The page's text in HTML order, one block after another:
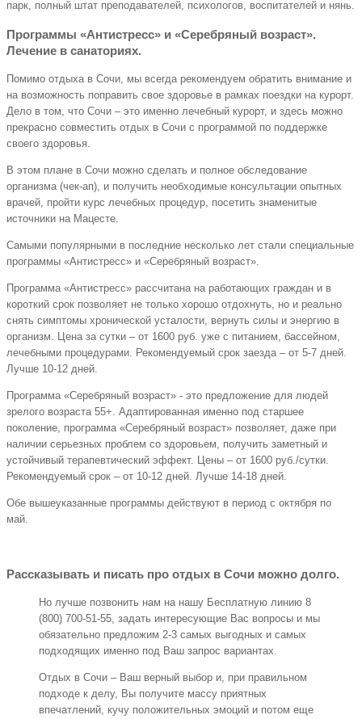
парк, полный штат преподавателей, психологов, воспитателей и нянь.
Программы «Антистресс» и «Серебряный возраст».
Лечение в санаториях.
Помимо отдыха в Сочи, мы всегда рекомендуем обратить внимание и
на возможность поправить свое здоровье в рамках поездки на курорт.
Дело в том, что Сочи – это именно лечебный курорт, и здесь можно
прекрасно совместить отдых в Сочи с программой по поддержке
своего здоровья.
В этом плане в Сочи можно сделать и полное обследование
организма (чек-ап), и получить необходимые консультации опытных
врачей, пройти курс лечебных процедур, посетить знаменитые
источники на Мацесте.
Самыми популярными в последние несколько лет стали специальные
программы «Антистресс» и «Серебряный возраст».
Программа «Антистресс» рассчитана на работающих граждан и в
короткий срок позволяет не только хорошо отдохнуть, но и реально
снять симптомы хронической усталости, вернуть силы и энергию в
организм. Цена за сутки – от 1600 руб. уже с питанием, бассейном,
лечебными процедурами. Рекомендуемый срок заезда – от 5-7 дней.
Лучше 10-12 дней.
Программа «Серебряный возраст» - это предложение для людей
зрелого возраста 55+. Адаптированная именно под старшее
поколение, программа «Серебряный возраст» позволяет, даже при
наличии серьезных проблем со здоровьем, получить заметный и
устойчивый терапевтический эффект. Цены – от 1600 руб./сутки.
Рекомендуемый срок – от 10-12 дней. Лучше 14-18 дней.
Обе вышеуказанные программы действуют в период с октября по
май.
Рассказывать и писать про отдых в Сочи можно долго.
Но лучше позвонить нам на нашу Бесплатную линию 8
(800) 700-51-55, задать интересующие Вас вопросы и мы
обязательно предложим 2-3 самых выгодных и самых
подходящих именно под Ваш запрос вариантах.
Отдых в Сочи – Ваш верный выбор и, при правильном
подходе к делу, Вы получите массу приятных
впечатлений, кучу положительных эмоций и потом еще